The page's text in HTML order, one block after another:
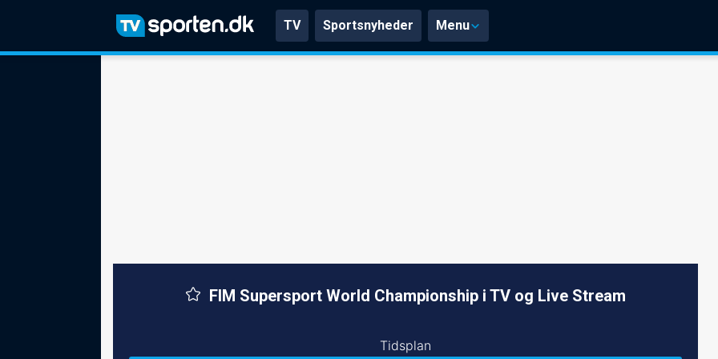
TV Sportsnyheder Menu
FIM Supersport World Championship i TV og Live Stream
Tidsplan